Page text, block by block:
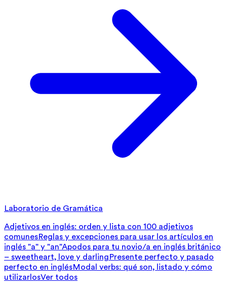
Laboratorio de Gramática
Adjetivos en inglés: orden y lista con 100 adjetivos
comunesReglas y excepciones para usar los artículos en
inglés "a" y "an"Apodos para tu novio/a en inglés británico
– sweetheart, love y darlingPresente perfecto y pasado
perfecto en inglésModal verbs: qué son, listado y cómo
utilizarlosVer todos